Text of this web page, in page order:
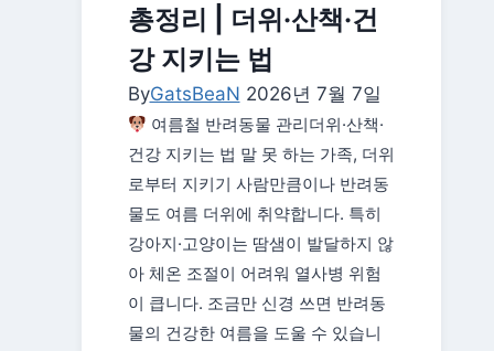
는
법
—
대
상
자
조
회
·
예
총정리 | 더위·산책·건
강 지키는 법
ByGatsBeaN 2026년 7월 7일
여름철 반려동물 관리더위·산책·
건강 지키는 법 말 못 하는 가족, 더위
로부터 지키기 사람만큼이나 반려동
물도 여름 더위에 취약합니다. 특히
강아지·고양이는 땀샘이 발달하지 않
아 체온 조절이 어려워 열사병 위험
이 큽니다. 조금만 신경 쓰면 반려동
물의 건강한 여름을 도울 수 있습니